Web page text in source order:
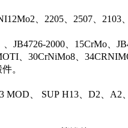
、2205、2507、2103
2000、15CrMo、
、30CrNiMo8、
。
、 SUP H13、D2、A2